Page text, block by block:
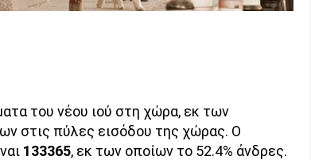
του νέου ιού στη χώρα, εκ των
στις πύλες εισόδου της χώρας. Ο
133365, εκ των οποίων το 52.4% άνδρες.